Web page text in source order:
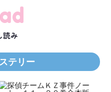
読み
テリー